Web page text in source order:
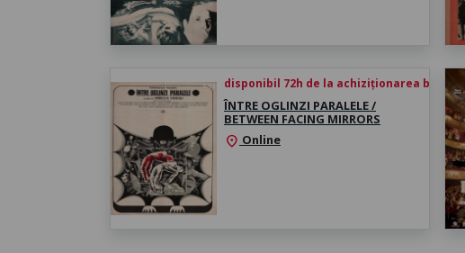
disponibil 72h de la achiziționarea biletului
ÎNTRE OGLINZI PARALELE /
BETWEEN FACING MIRRORS
location_on Online